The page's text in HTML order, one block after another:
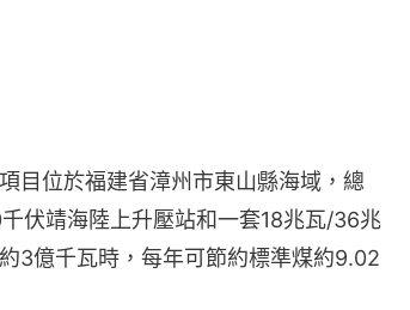
目位於福建省漳州市東山縣海域，總
伏靖海陸上升壓站和一套18兆瓦/36兆
3億千瓦時，每年可節約標準煤約9.02